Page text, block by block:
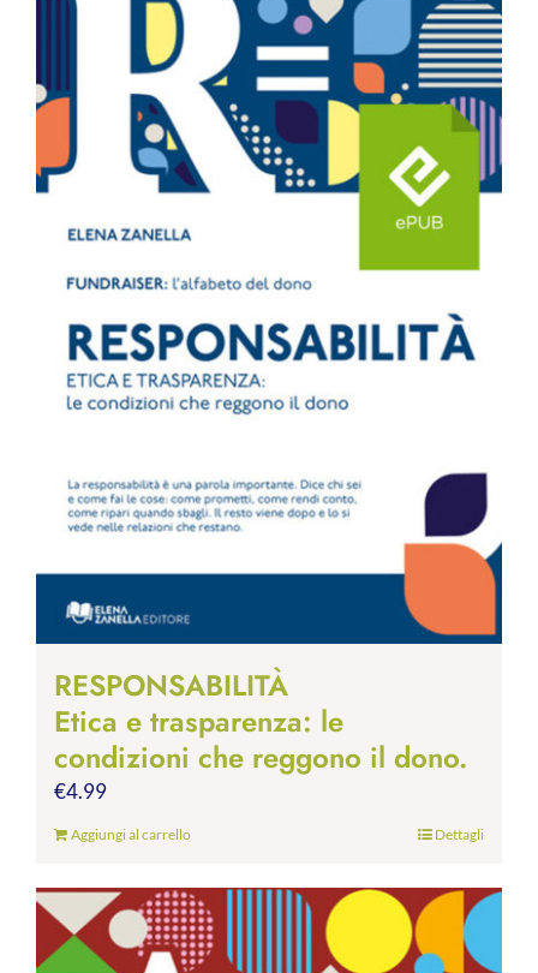
RESPONSABILITÀ
Etica e trasparenza: le
condizioni che reggono il dono.
€4.99
Aggiungi al carrello Dettagli